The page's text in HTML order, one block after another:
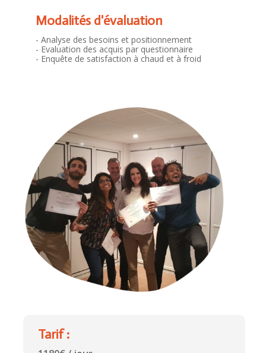
Modalités d'évaluation
- Analyse des besoins et positionnement
- Evaluation des acquis par questionnaire
- Enquête de satisfaction à chaud et à froid
Tarif :